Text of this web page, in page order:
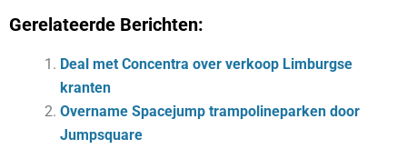
Gerelateerde Berichten:
Deal met Concentra over verkoop Limburgse
kranten
Overname Spacejump trampolineparken door
Jumpsquare